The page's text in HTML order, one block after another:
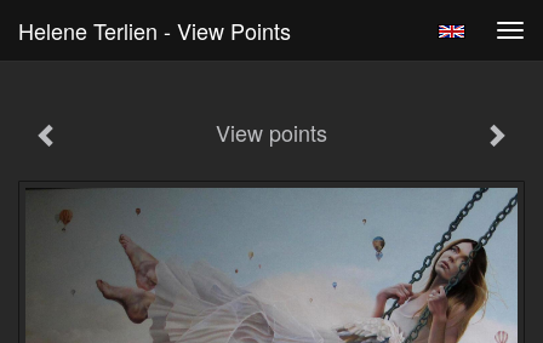
Helene Terlien - View Points
View points